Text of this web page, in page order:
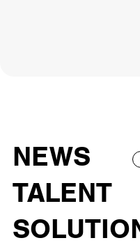
NEWS
TALENT